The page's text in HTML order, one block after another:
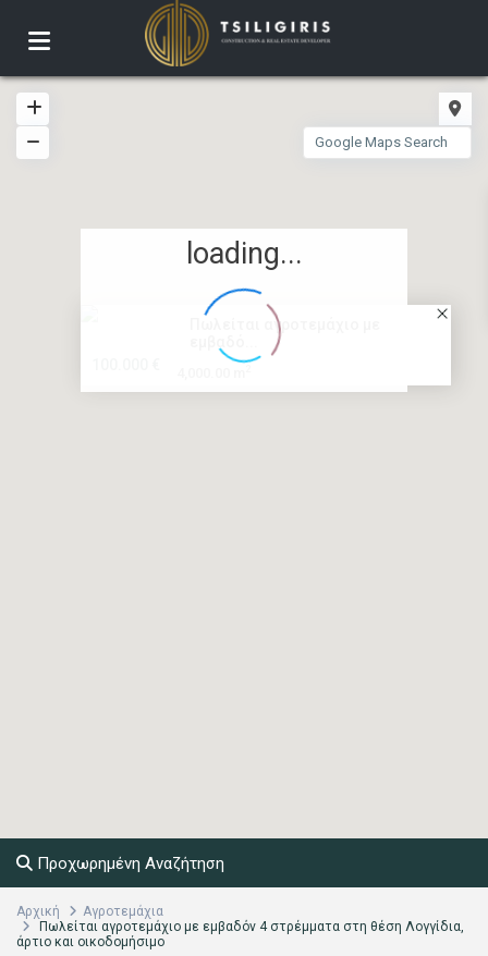
Πωλείται αγροτεμάχιο με
loading...
Προχωρημένη Αναζήτηση
Αρχική
Αγροτεμάχια
Πωλείται αγροτεμάχιο με εμβαδόν 4 στρέμματα στη θέση Λογγίδια,
άρτιο και οικοδομήσιμο